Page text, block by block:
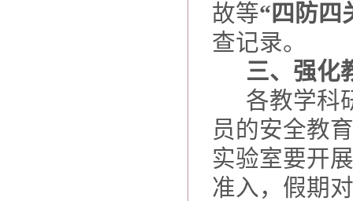
故等“四防四
查记录。
三、强化
各教学科
员的安全教
实验室要开
准入，假期